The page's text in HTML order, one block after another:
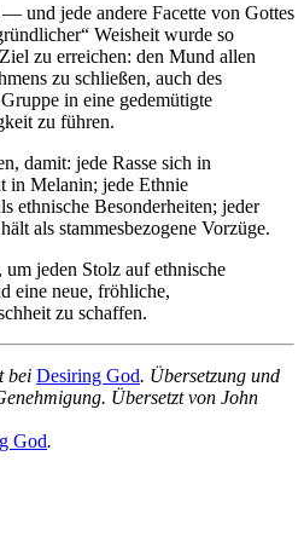
und jede andere Facette von Gottes
Weisheit wurde so
zu erreichen: den Mund allen
zu schließen, auch des
in eine gedemütigte
zu führen.
damit: jede Rasse sich in
Melanin; jede Ethnie
ethnische Besonderheiten; jeder
als stammesbezogene Vorzüge.
um jeden Stolz auf ethnische
eine neue, fröhliche,
zu schaffen.
bei Desiring God. Übersetzung und
Übersetzt von John
God.